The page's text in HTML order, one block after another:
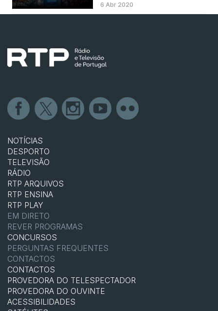
6 Abr 2020
NOTÍCIAS
DESPORTO
TELEVISÃO
RÁDIO
RTP ARQUIVOS
RTP ENSINA
RTP PLAY
EM DIRETO
REVER PROGRAMAS
CONCURSOS
PERGUNTAS FREQUENTES
CONTACTOS
CONTACTOS
PROVEDORA DO TELESPECTADOR
PROVEDORA DO OUVINTE
ACESSIBILIDADES